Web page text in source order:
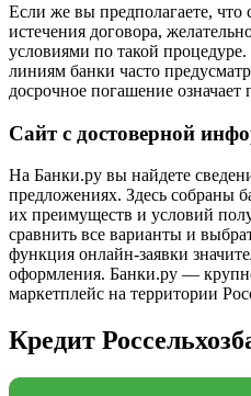
Если же вы предполагаете, что
истечения договора,
условиями по такой
линиям банки часто
досрочное погашение
Сайт с достоверной
На Банки.ру вы найдете
предложениях. Здесь собраны
их преимуществ и условий
сравнить все варианты и
функция онлайн-заявки
оформления. Банки.ру —
маркетплейс на территории
Кредит